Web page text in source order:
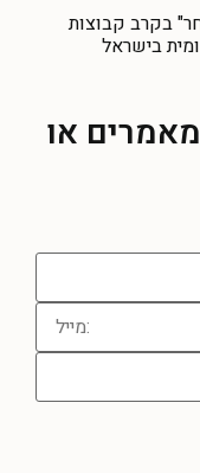
בקרב קבוצות
בישראל
או